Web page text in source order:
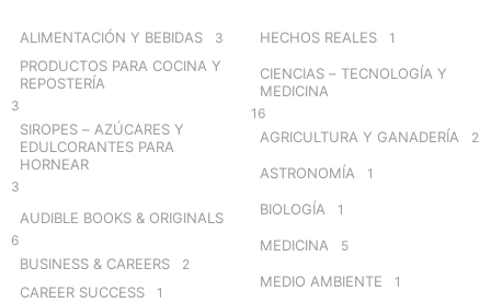
ALIMENTACIÓN Y BEBIDAS 3
PRODUCTOS PARA COCINA Y
REPOSTERÍA
3
SIROPES – AZÚCARES Y
EDULCORANTES PARA
HORNEAR
3
AUDIBLE BOOKS & ORIGINALS
6
BUSINESS & CAREERS 2
CAREER SUCCESS 1
HECHOS REALES 1
CIENCIAS – TECNOLOGÍA Y
MEDICINA
16
AGRICULTURA Y GANADERÍA 2
ASTRONOMÍA 1
BIOLOGÍA 1
MEDICINA 5
MEDIO AMBIENTE 1